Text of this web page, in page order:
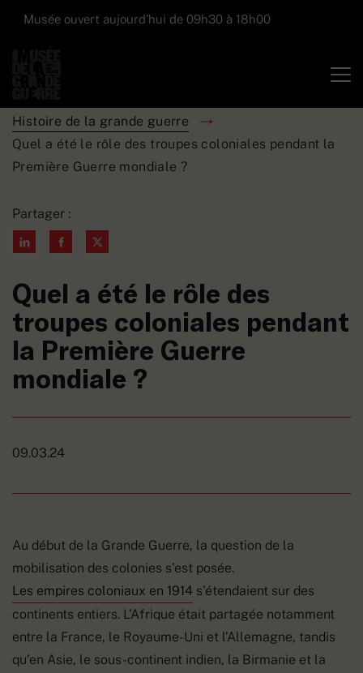
Musée ouvert aujourd’hui de 09h30 à 18h00
Histoire de la grande guerre
Quel a été le rôle des troupes coloniales pendant la
Première Guerre mondiale ?
Partager :
Quel a été le rôle des
troupes coloniales pendant
la Première Guerre
mondiale ?
09.03.24
Au début de la Grande Guerre, la question de la
mobilisation des colonies s’est posée.
Les empires coloniaux en 1914 s’étendaient sur des
continents entiers. L’Afrique était partagée notamment
entre la France, le Royaume-Uni et l’Allemagne, tandis
qu’en Asie, le sous-continent indien, la Birmanie et la